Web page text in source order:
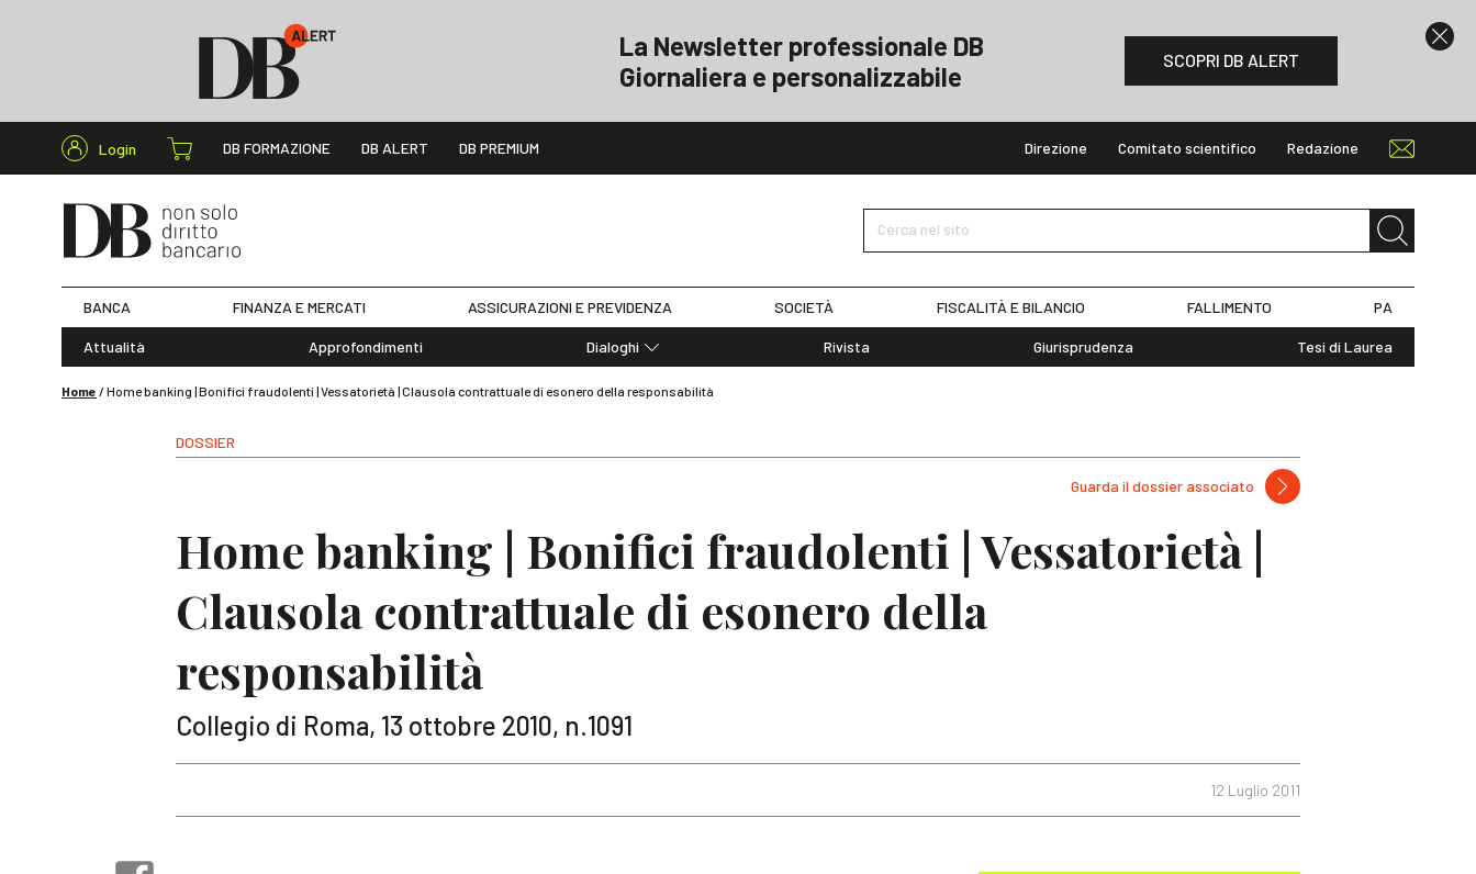
La Newsletter professionale DB
Giornaliera e personalizzabile
SCOPRI DB ALERT
Login DB FORMAZIONE DB ALERT DB PREMIUM Direzione Comitato scientifico Redazione
Cerca nel sito
BANCA FINANZA E MERCATI ASSICURAZIONI E PREVIDENZA SOCIETÀ FISCALITÀ E BILANCIO FALLIMENTO PA
Attualità Approfondimenti
Dialoghi
Rivista Giurisprudenza Tesi di Laurea
Home /Home banking | Bonifici fraudolenti | Vessatorietà | Clausola contrattuale di esonero della responsabilità
DOSSIER
Guarda il dossier associato
Home banking | Bonifici fraudolenti | Vessatorietà |
Clausola contrattuale di esonero della
responsabilità
Collegio di Roma, 13 ottobre 2010, n.1091
12 Luglio 2011